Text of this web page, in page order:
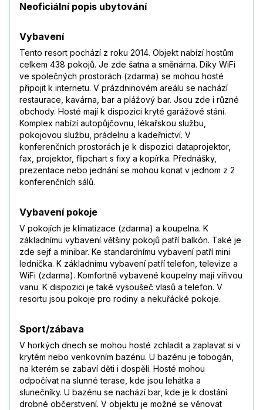
Neoficiální popis ubytování
Vybavení
Tento resort pochází z roku 2014. Objekt nabízí hostům
celkem 438 pokojů. Je zde šatna a směnárna. Díky WiFi
ve společných prostorách (zdarma) se mohou hosté
připojit k internetu. V prázdninovém areálu se nachází
restaurace, kavárna, bar a plážový bar. Jsou zde i různé
obchody. Hosté mají k dispozici kryté garážové stání.
Komplex nabízí autopůjčovnu, lékařskou službu,
pokojovou službu, prádelnu a kadeřnictví. V
konferenčních prostorách je k dispozici dataprojektor,
fax, projektor, flipchart s fixy a kopírka. Přednášky,
prezentace nebo jednání se mohou konat v jednom z 2
konferenčních sálů.
Vybavení pokoje
V pokojích je klimatizace (zdarma) a koupelna. K
základnímu vybavení většiny pokojů patří balkón. Také je
zde sejf a minibar. Ke standardnímu vybavení patří mini
lednička. K základnímu vybavení patří telefon, televize a
WiFi (zdarma). Komfortně vybavené koupelny mají vířivou
vanu. K dispozici je také vysoušeč vlasů a telefon. V
resortu jsou pokoje pro rodiny a nekuřácké pokoje.
Sport/zábava
V horkých dnech se mohou hosté zchladit a zaplavat si v
krytém nebo venkovním bazénu. U bazénu je tobogán,
na kterém se zabaví děti i dospělí. Hosté mohou
odpočívat na slunné terase, kde jsou lehátka a
slunečníky. U bazénu se nachází bar, kde je k dostání
drobné občerstvení. V objektu je možné se věnovat